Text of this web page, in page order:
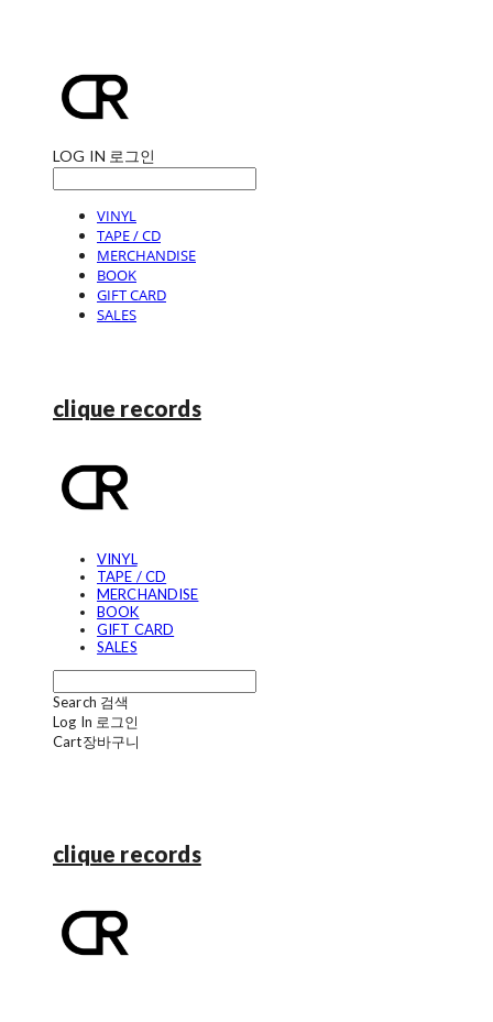
LOG IN 로그인
VINYL
TAPE / CD
MERCHANDISE
BOOK
GIFT CARD
SALES
clique records
VINYL
TAPE / CD
MERCHANDISE
BOOK
GIFT CARD
SALES
Search 검색
Log In 로그인
Cart장바구니
clique records